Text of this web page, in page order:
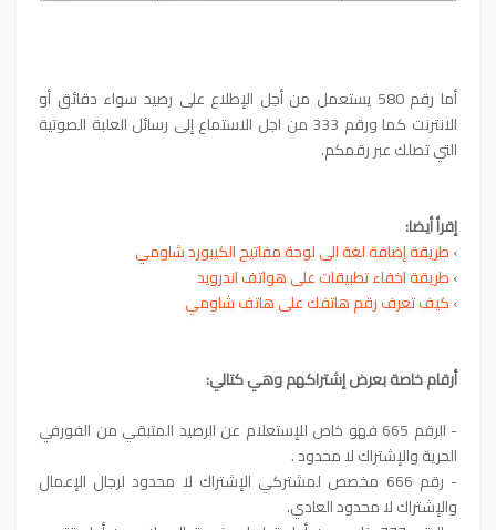
أما رقم 580 يستعمل من أجل الإطلاع على رصيد سواء دقائق أو
الانترنت كما ورقم 333 من اجل الاستماع إلى رسائل العلبة الصوتية
التي تصلك عبر رقمكم.
إقرأ أيضا:
›طريقة إضافة لغة الى لوحة مفاتيح الكيبوردشاومي
›طريقة اخفاء تطبيقات على هواتف اندرويد
›كيف تعرف رقم هاتفك على هاتف شاومي
أرقام خاصة بعرض إشتراكهم وهي كتالي:
- الرقم 665 فهو خاص للإستعلام عن الرصيد المتبقي من الفورفي
الحرية والإشتراك لا محدود .
- رقم 666 مخصص لمشتركي الإشتراك لا محدود لرجال الإعمال
والإشتراك لا محدود العادي.